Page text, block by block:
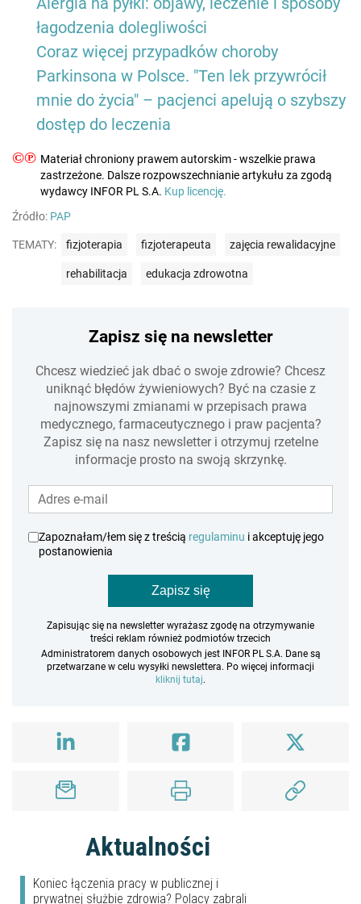
łagodzenia dolegliwości
Coraz więcej przypadków choroby
Parkinsona w Polsce. "Ten lek przywrócił
mnie do życia" – pacjenci apelują o szybszy
dostęp do leczenia
©℗ Materiał chroniony prawem autorskim - wszelkie prawa
zastrzeżone. Dalsze rozpowszechnianie artykułu za zgodą
wydawcy INFOR PL S.A. Kup licencję.
Źródło: PAP
TEMATY: fizjoterapia fizjoterapeuta zajęcia rewalidacyjne
rehabilitacja edukacja zdrowotna
Zapisz się na newsletter
Chcesz wiedzieć jak dbać o swoje zdrowie? Chcesz
uniknąć błędów żywieniowych? Być na czasie z
najnowszymi zmianami w przepisach prawa
medycznego, farmaceutycznego i praw pacjenta?
Zapisz się na nasz newsletter i otrzymuj rzetelne
informacje prosto na swoją skrzynkę.
Zapoznałam/łem się z treścią regulaminu i akceptuję jego
postanowienia
Zapisz się
Zapisując się na newsletter wyrażasz zgodę na otrzymywanie
treści reklam również podmiotów trzecich
Administratorem danych osobowych jest INFOR PL S.A. Dane są
przetwarzane w celu wysyłki newslettera. Po więcej informacji
kliknij tutaj.
Aktualności
Koniec łączenia pracy w publicznej i
prywatnej służbie zdrowia? Polacy zabrali